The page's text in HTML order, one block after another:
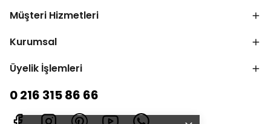
Müşteri Hizmetleri
Kurumsal
Üyelik İşlemleri
0 216 315 86 66